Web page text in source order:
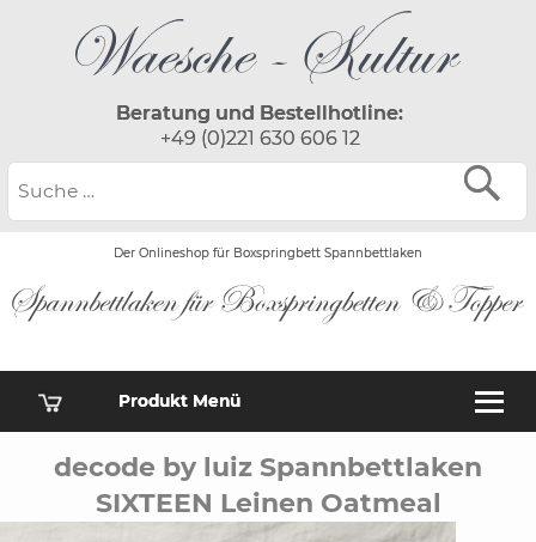
Beratung und Bestellhotline:
+49 (0)221 630 606 12
Der Onlineshop für Boxspringbett Spannbettlaken
Produkt Menü
decode by luiz Spannbettlaken
SIXTEEN Leinen Oatmeal